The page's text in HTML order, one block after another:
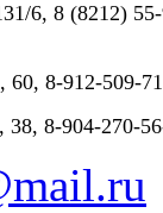
6, 8 (8212)
60, 8-912-509-
8-904-270-